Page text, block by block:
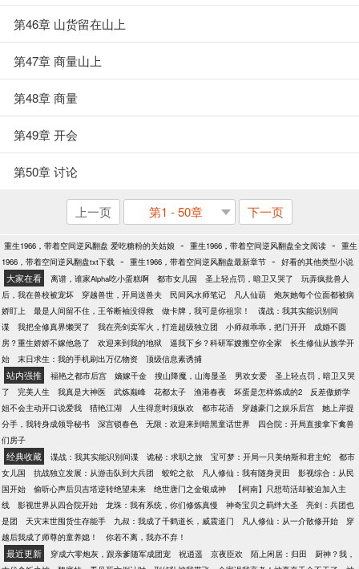
第46章 山货留在山上
第47章 商量山上
第48章 商量
第49章 开会
第50章 讨论
上一页 第1 - 50章 下一页
重生1966，带着空间逆风翻盘 爱吃糖粉的关姑娘 - 重生1966，带着空间逆风翻盘全文阅读 - 重生
1966，带着空间逆风翻盘txt下载 - 重生1966，带着空间逆风翻盘最新章节 - 好看的其他类型小说
大家在看 离谱，谁家Alpha吃小蛋糕啊 都市女儿国 圣上轻点罚，暗卫又哭了
玩弄疯批兽人
后，我在兽校被宠坏
穿越兽世，开局送兽夫 民间风水师笔记 凡人仙葫
炮灰她每个位面都被病
娇盯上
最是人间留不住，王爷断袖没得救 做卡牌，我可是你祖宗！
谍战：我其实能识别间
谍
我把全修真界懒哭了 我在亮剑卖军火，打造超级独立团 小师叔乖乖，把门开开
成婚不圆
房？重生娇娇不嫁他急了
欢迎来到我的地狱 逼我下乡？科研军嫂搬空你全家
长生修仙从族学开
始
末日求生：我的手机刷出万亿物资 顶级信息素诱捕
站内强推 福艳之都市后宫 嫡嫁千金 搜山降魔，山海显圣 男欢女爱
圣上轻点罚，暗卫又哭
了
完美人生 我真是大神医 武炼巅峰 花都太子 渔港春夜 坏蛋是怎样炼成的2
反差傲娇学
姐不会主动开口说爱我
猎艳江湖 人生得意时须纵欢 都市花语 穿越豪门之娱乐后宫
她上岸提
分手，我转身成领导秘书
深宫锁春色 无限：欢迎来到暗黑童话世界
四合院：开局直接拿下禽兽
们房子
经典收藏 谍战：我其实能识别间谍 诡秘：求职之旅 宝可梦：开局一只美纳斯和君主蛇
都市
女儿国
抗战独立发展：从游击队到大兵团 蛟蛇之欲 凡人修仙：我有随身灵田
影视综合：从民
国开始
偷听心声后贝吉塔逆转绝望未来 绝世唐门之金银成神
【柯南】只想苟活却被迫加入主
线
影视世界从四合院开始 龙珠：我有系统，你们修炼真慢 神奇宝贝之羁绊大圣
亮剑：兵团也
是团
天灾末世囤货生存能手 九叔：我成了千鹤道长，威震道门 凡人修仙：从一介散修开始
穿
越后我成了师尊的童养媳！
你若不离，我亦不弃！
最近更新 穿成六零炮灰，跟亲爹随军成团宠 祝逍遥 京夜臣欢 陌上闲居：归田
厨神？我，